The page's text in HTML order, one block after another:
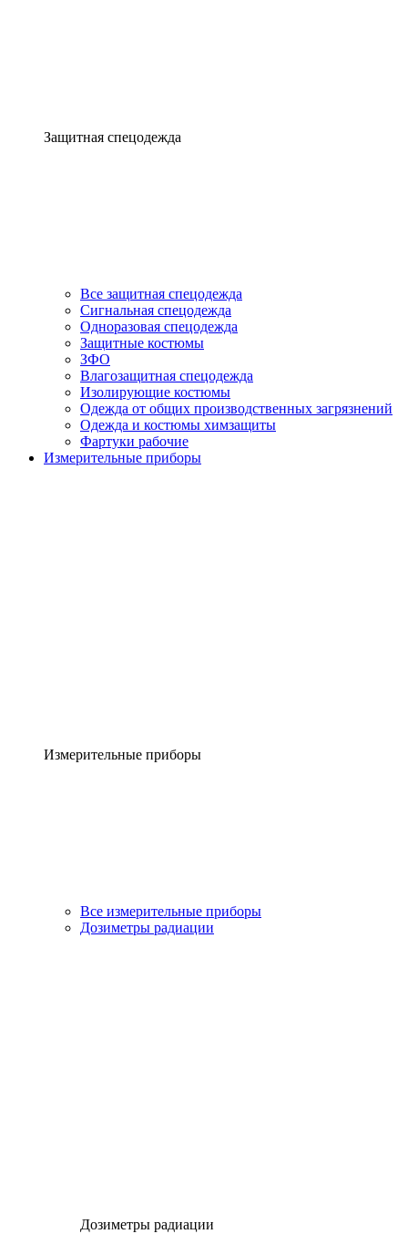
Защитная спецодежда
Все защитная спецодежда
Сигнальная спецодежда
Одноразовая спецодежда
Защитные костюмы
ЗФО
Влагозащитная спецодежда
Изолирующие костюмы
Одежда от общих производственных загрязнений
Одежда и костюмы химзащиты
Фартуки рабочие
Измерительные приборы
Измерительные приборы
Все измерительные приборы
Дозиметры радиации
Дозиметры радиации